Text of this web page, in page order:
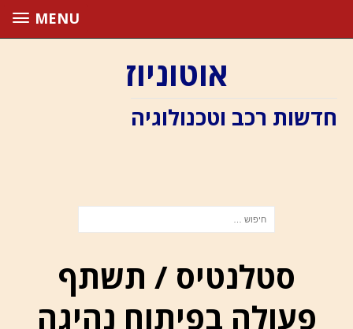
MENU
אוטוניוז
חדשות רכב וטכנולוגיה
סטלנטיס / תשתף
פעולה בפיתוח נהיגה